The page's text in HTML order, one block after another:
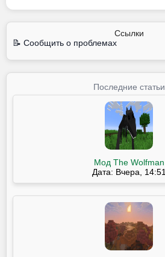
Ссылки
📝 Сообщить о проблемах
Последние статьи
Мод The Wolfman
Дата: Вчера, 14:51